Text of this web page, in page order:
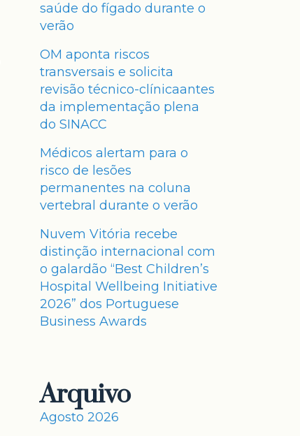
saúde do fígado durante o
verão
OM aponta riscos
transversais e solicita
revisão técnico-clínicaantes
da implementação plena
do SINACC
Médicos alertam para o
risco de lesões
permanentes na coluna
vertebral durante o verão
Nuvem Vitória recebe
distinção internacional com
o galardão “Best Children’s
Hospital Wellbeing Initiative
2026” dos Portuguese
Business Awards
Arquivo
Agosto 2026